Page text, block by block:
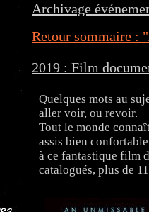
Archivage
Retour sommaire :
2019 : Film
Quelques mots au
aller voir, ou revoir.
Tout le monde
assis bien
à ce fantastique film
catalogués, plus de